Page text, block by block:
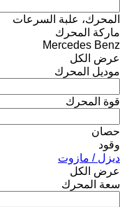
المحرك، علبة السرعات
ماركة المحرك
Mercedes Benz
عرض الكل
موديل المحرك
قوة المحرك
حصان
وقود
ديزل / مازوت
عرض الكل
سعة المحرك